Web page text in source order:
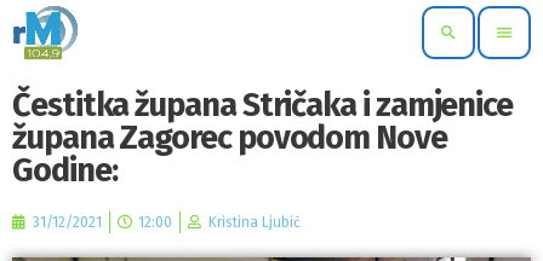
search menu
Čestitka župana Stričaka i zamjenice
župana Zagorec povodom Nove
Godine:
31/12/2021 12:00 Kristina Ljubić